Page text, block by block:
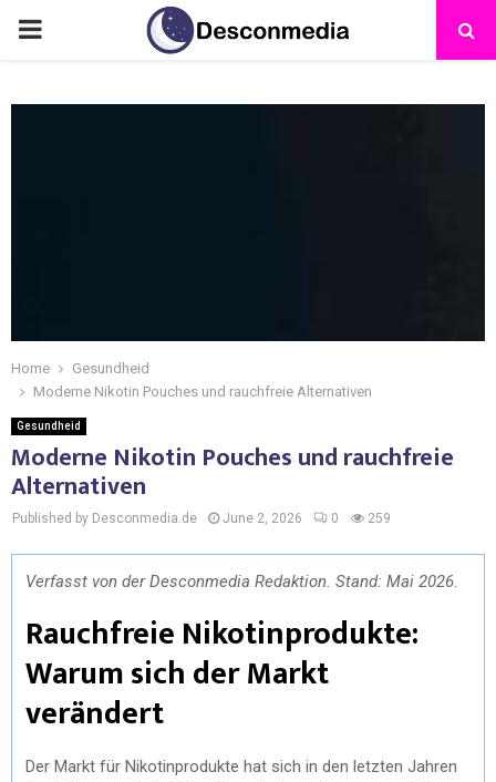
Home
Gesundheid
Moderne Nikotin Pouches und rauchfreie Alternativen
Gesundheid
Moderne Nikotin Pouches und rauchfreie
Alternativen
Published by Desconmedia.de June 2, 2026 0 259
Verfasst von der Desconmedia Redaktion. Stand: Mai 2026.
Rauchfreie Nikotinprodukte:
Warum sich der Markt
verändert
Der Markt für Nikotinprodukte hat sich in den letzten Jahren